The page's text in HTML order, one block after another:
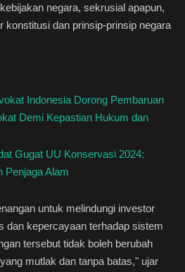
negara, sekrusial apapun,
konstitusi dan prinsip-prinsip negara
Indonesia Dorong Pembaruan
Demi Kepastian Hukum dan
Gugat UU Konservasi 2024:
Penjaga Alam
untuk melindungi investor
dan kepercayaan terhadap sistem
tersebut tidak boleh berubah
mutlak dan tanpa batas," ujar